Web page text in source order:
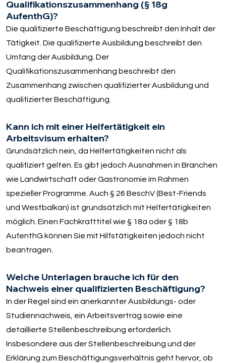
Qualifikationszusammenhang (§ 18g
AufenthG)?
Die qualifizierte Beschäftigung beschreibt den Inhalt der
Tätigkeit. Die qualifizierte Ausbildung beschreibt den
Umfang der Ausbildung. Der
Qualifikationszusammenhang beschreibt den
Zusammenhang zwischen qualifizierter Ausbildung und
qualifizierter Beschäftigung.
Kann ich mit einer Helfertätigkeit ein
Arbeitsvisum erhalten?
Grundsätzlich nein, da Helfertätigkeiten nicht als
qualifiziert gelten. Es gibt jedoch Ausnahmen in Branchen
wie Landwirtschaft oder Gastronomie im Rahmen
spezieller Programme. Auch § 26 BeschV (Best-Friends
und Westbalkan) ist grundsätzlich mit Helfertätigkeiten
möglich. Einen Fachkrafttitel wie § 18a oder § 18b
AufenthG können Sie mit Hilfstätigkeiten jedoch nicht
beantragen.
Welche Unterlagen brauche ich für den
Nachweis einer qualifizierten Beschäftigung?
In der Regel sind ein anerkannter Ausbildungs- oder
Studiennachweis, ein Arbeitsvertrag sowie eine
detaillierte Stellenbeschreibung erforderlich.
Insbesondere aus der Stellenbeschreibung und der
Erklärung zum Beschäftigungsverhältnis geht hervor, ob